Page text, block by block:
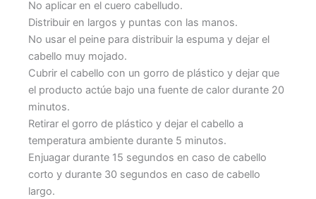
No aplicar en el cuero cabelludo.
Distribuir en largos y puntas con las manos.
No usar el peine para distribuir la espuma y dejar el
cabello muy mojado.
Cubrir el cabello con un gorro de plástico y dejar que
el producto actúe bajo una fuente de calor durante 20
minutos.
Retirar el gorro de plástico y dejar el cabello a
temperatura ambiente durante 5 minutos.
Enjuagar durante 15 segundos en caso de cabello
corto y durante 30 segundos en caso de cabello
largo.